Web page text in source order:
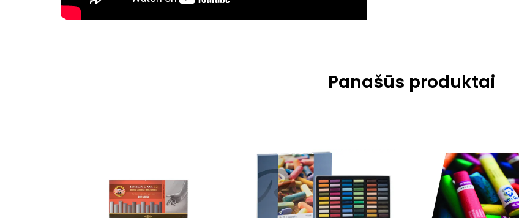
Panašūs produktai